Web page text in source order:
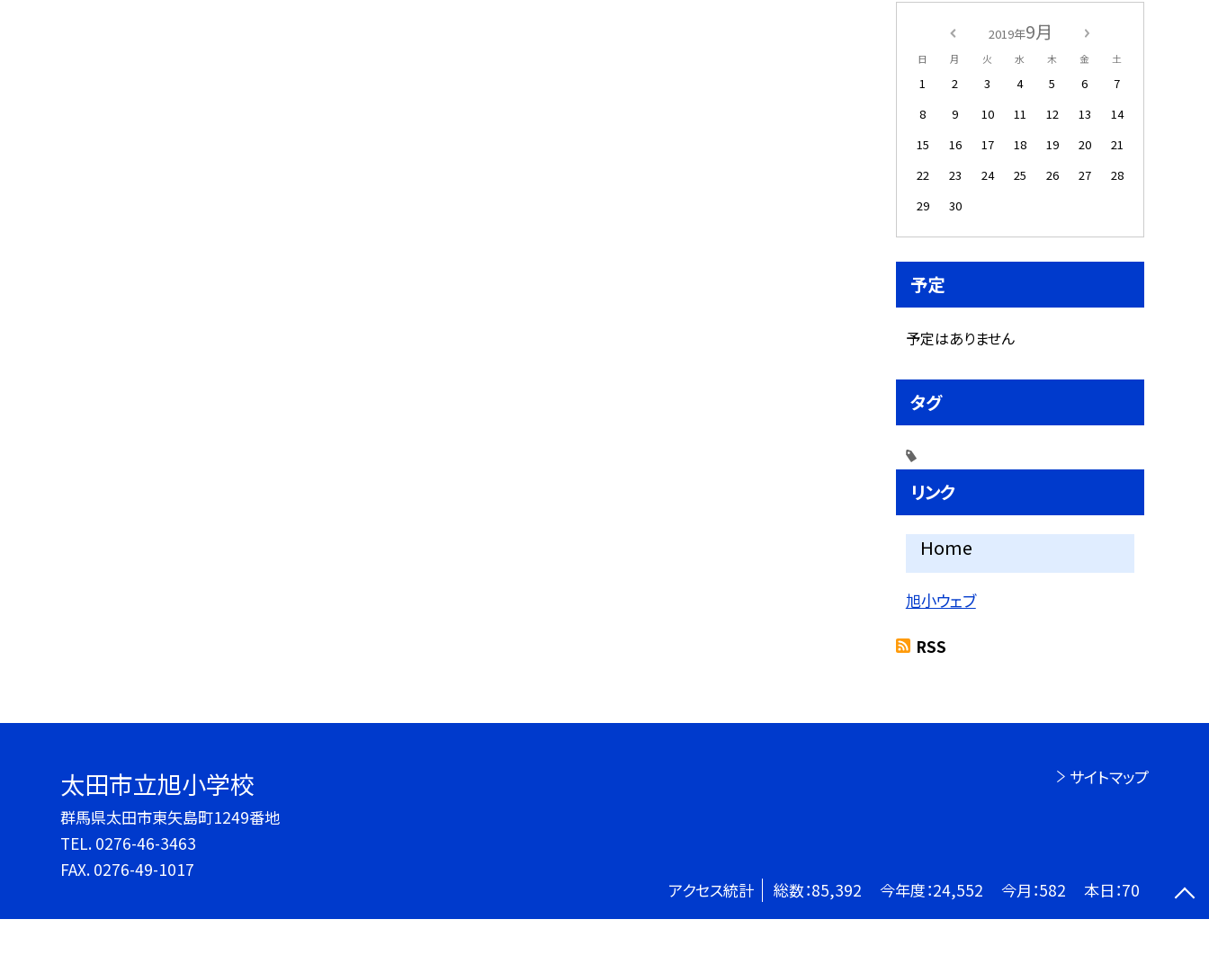
2019年9月
日 月 火 水 木 金 土
1 2 3 4 5 6
7
8
9 10 11 12 13
14
15
16 17 18 19 20
21
22
23 24 25 26 27
28
29
30
予定
予定はありません
タグ
リンク
Home
旭小ウェブ
RSS
太田市立旭小学校
群馬県太田市東矢島町1249番地
TEL. 0276-46-3463
FAX. 0276-49-1017
サイトマップ
アクセス統計 総数：85,392 今年度：24,552 今月：582 本日：70